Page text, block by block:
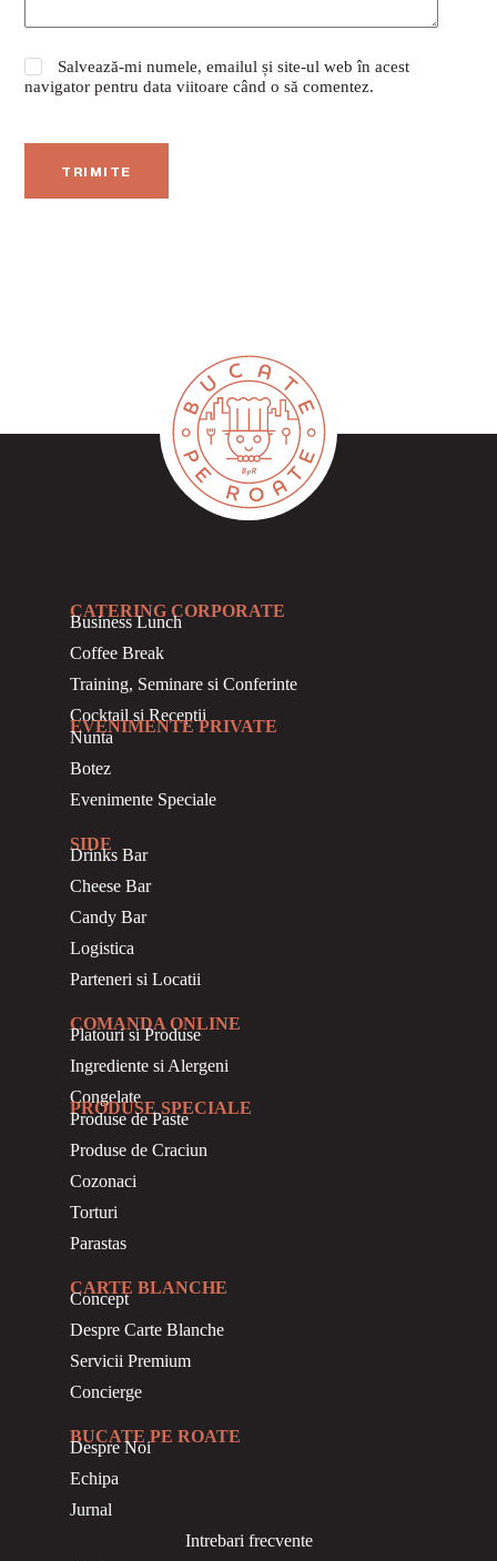
Salvează-mi numele, emailul și site-ul web în acest
navigator pentru data viitoare când o să comentez.
TRIMITE
CATERING CORPORATE
BusinessLunch
Coffee Break
Training, Seminare si Conferinte
Cocktail si Receptii
EVENIMENTE PRIVATE
Nunta
Botez
Evenimente Speciale
SIDE
Drinks Bar
Cheese Bar
Candy Bar
Logistica
Parteneri si Locatii
COMANDA ONLINE
Platouri si Produse
Ingrediente si Alergeni
Congelate
PRODUSE SPECIALE
Produse de Paste
Produse de Craciun
Cozonaci
Torturi
Parastas
CARTE BLANCHE
Concept
Despre Carte Blanche
Servicii Premium
Concierge
BUCATE PE ROATE
Despre Noi
Echipa
Jurnal
Intrebari frecvente